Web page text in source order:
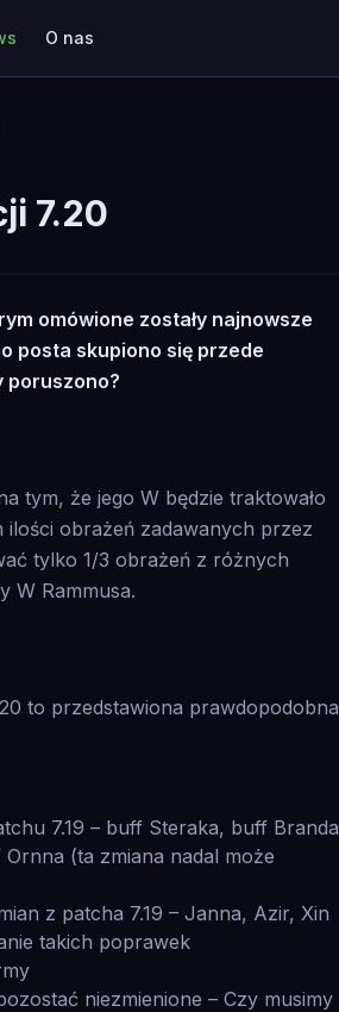
O nas
7.20
omówione zostały najnowsze
posta skupiono się przede
poruszono?
tym, że jego W będzie traktowało
obrażeń zadawanych przez
tylko 1/3 obrażeń z różnych
W Rammusa.
to przedstawiona prawdopodobna
7.19 – buff Steraka, buff Branda
(ta zmiana nadal może
z patcha 7.19 – Janna, Azir, Xin
takich poprawek
niezmienione – Czy musimy